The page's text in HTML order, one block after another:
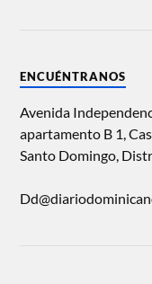
ENCUÉNTRANOS
Avenida
apartamento B 1,
Santo Domingo,